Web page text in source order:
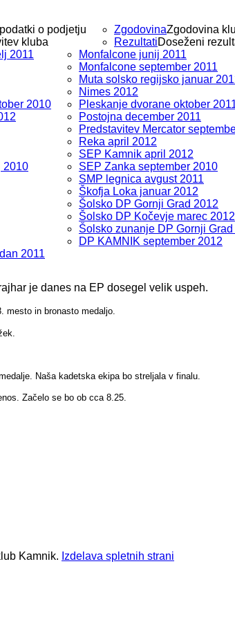
o podjetju
kluba
ZgodovinaZgodovina
RezultatiDoseženi
2011
2010
2010
2011
Monfalcone junij 2011
Monfalcone september 2011
Muta solsko regijsko januar
Nimes 2012
Pleskanje dvorane oktober
Postojna december 2011
Predstavitev Mercator
Reka april 2012
SEP Kamnik april 2012
SEP Zanka september 2010
SMP legnica avgust 2011
Škofja Loka januar 2012
Šolsko DP Gornji Grad 2012
Šolsko DP Kočevje marec 2012
Šolsko zunanje DP Gornji Grad
DP KAMNIK september 2012
je danes na EP dosegel velik uspeh.
mesto in bronasto medaljo.
Naša kadetska ekipa bo streljala v finalu.
Začelo se bo ob cca 8.25.
Kamnik. Izdelava spletnih strani